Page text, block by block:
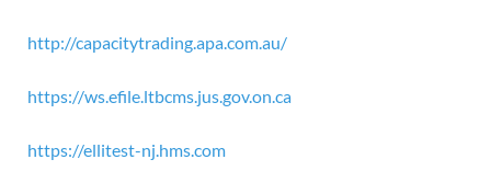
http://capacitytrading.apa.com.au/
https://ws.efile.ltbcms.jus.gov.on.ca
https://ellitest-nj.hms.com